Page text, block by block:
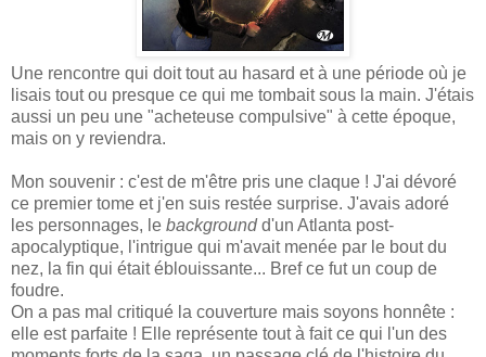
Une rencontre qui doit tout au hasard et à une période où je
lisais tout ou presque ce qui me tombait sous la main. J'étais
aussi un peu une "acheteuse compulsive" à cette époque,
mais on y reviendra.
Mon souvenir : c'est de m'être pris une claque ! J'ai dévoré
ce premier tome et j'en suis restée surprise. J'avais adoré
les personnages, le backgroundd'un Atlanta post-
apocalyptique, l'intrigue qui m'avait menée par le bout du
nez, la fin qui était éblouissante... Bref ce fut un coup de
foudre.
On a pas mal critiqué la couverture mais soyons honnête :
elle est parfaite ! Elle représente tout à fait ce qui l'un des